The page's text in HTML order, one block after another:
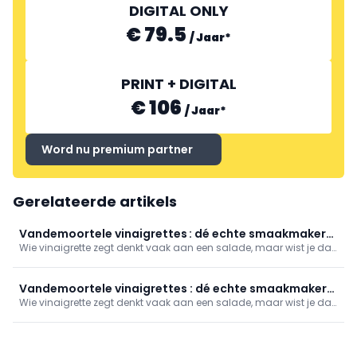
DIGITAL ONLY
€ 79.5 /Jaar*
PRINT + DIGITAL
€ 106 /Jaar*
Word nu premium partner
Gerelateerde artikels
Vandemoortele vinaigrettes : dé echte smaakmakers
in de keuken
Wie vinaigrette zegt denkt vaak aan een salade, maar wist je dat
touch op belegde broodjes. De Vandemoortele© vinaigrettes
zorgen voor niet alleen voor extra creativiteit, maar ook voor
balans in jouw koude en warme bereidingen.
Vandemoortele vinaigrettes : dé echte smaakmakers
in de keuken
Wie vinaigrette zegt denkt vaak aan een salade, maar wist je dat